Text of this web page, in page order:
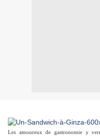
Les amoureux de gastronomie y